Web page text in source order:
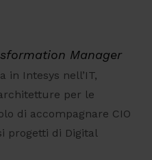
Manager
in Intesys nell’IT,
per le
di accompagnare CIO
progetti di Digital